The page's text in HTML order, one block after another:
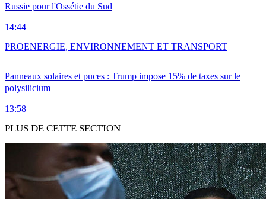
Russie pour l'Ossétie du Sud
14:44
Panneaux solaires et puces : Trump impose 15% de taxes sur le
polysilicium
13:58
PROENERGIE, ENVIRONNEMENT ET TRANSPORT
PLUS DE CETTE SECTION